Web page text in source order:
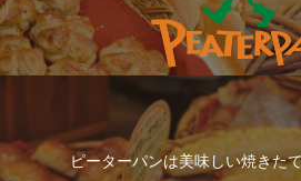
ピーターパンは美味しい焼きた